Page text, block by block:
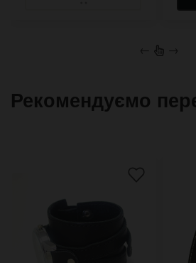
← →
Рекомендуємо